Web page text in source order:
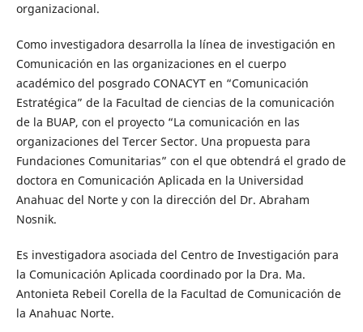
organizacional.
Como investigadora desarrolla la línea de investigación en
Comunicación en las organizaciones en el cuerpo
académico del posgrado CONACYT en “Comunicación
Estratégica” de la Facultad de ciencias de la comunicación
de la BUAP, con el proyecto “La comunicación en las
organizaciones del Tercer Sector. Una propuesta para
Fundaciones Comunitarias” con el que obtendrá el grado de
doctora en Comunicación Aplicada en la Universidad
Anahuac del Norte y con la dirección del Dr. Abraham
Nosnik.
Es investigadora asociada del Centro de Investigación para
la Comunicación Aplicada coordinado por la Dra. Ma.
Antonieta Rebeil Corella de la Facultad de Comunicación de
la Anahuac Norte.